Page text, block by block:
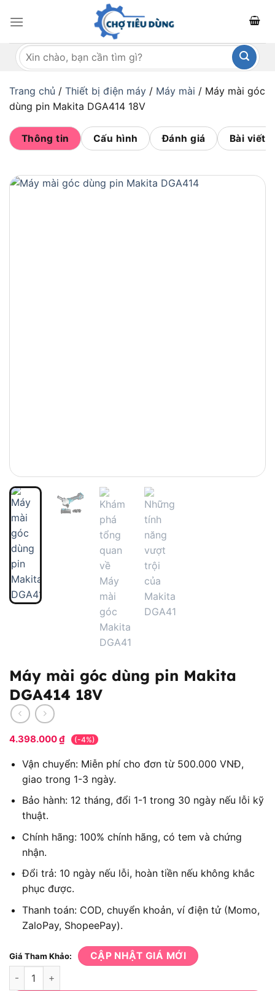
qua
dungTìm
kiếm:
Trang chủ / Thiết bị điện máy / Máy mài / Máy mài góc
dùng pin Makita DGA414 18V
Thông tin Cấu hình Đánh giá Bài viết
Máy mài góc dùng pin Makita
DGA414 18V
4.398.000₫ (-4%)
Vận chuyển: Miễn phí cho đơn từ 500.000 VNĐ,
giao trong 1-3 ngày.
Bảo hành: 12 tháng, đổi 1-1 trong 30 ngày nếu lỗi kỹ
thuật.
Chính hãng: 100% chính hãng, có tem và chứng
nhận.
Đổi trả: 10 ngày nếu lỗi, hoàn tiền nếu không khắc
phục được.
Thanh toán: COD, chuyển khoản, ví điện tử (Momo,
ZaloPay, ShopeePay).
Giá Tham Khảo: CẬP NHẬT GIÁ MỚI
Máy mài góc dùng pin Makita DGA414 18V số lượng